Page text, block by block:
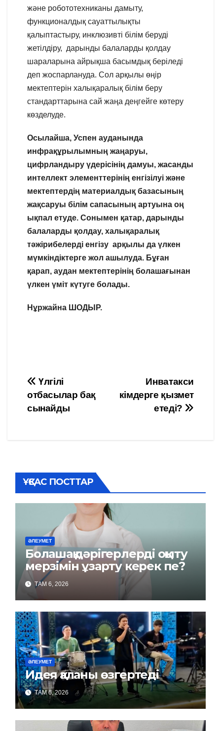
және робототехниканы дамыту,
функционалдық сауаттылықты
қалыптастыру, инклюзивті білім беруді
жетілдіру, дарынды балаларды қолдау
шараларына айрықша басымдық беріледі
деп жоспарлануда. Сол арқылы өңір
мектептерін халықаралық білім беру
стандарттарына сай жаңа деңгейге көтеру
көзделуде.
Осылайша, Успен ауданында
инфрақұрылымның жаңаруы,
цифрландыру үдерісінің дамуы, жасанды
интеллект элементтерінің енгізілуі және
мектептердің материалдық базасының
жақсаруы білім сапасының артуына оң
ықпал етуде. Сонымен қатар, дарынды
балаларды қолдау, халықаралық
тәжірибелерді енгізу арқылы да үлкен
мүмкіндіктерге жол ашылуда. Бұған
қарап, аудан мектептерінің болашағынан
үлкен үміт күтуге болады.
Нұржайна ШОДЫР.
Навигация
по
Инватакси
кімдерге қызмет
етеді?
Үлгілі
отбасылар бақ
сынайды
ҰҚСАС ПОСТТАР
ӘЛЕУМЕТ
Болашақ дәрігерлерді оқыту
мерзімін ұзарту керек пе?
ТАМ 6, 2026
ӘЛЕУМЕТ
Идея қаланы өзгертеді
ТАМ 6, 2026